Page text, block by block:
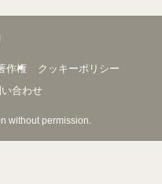
作権
クッキーポリシー
合わせ
without permission.